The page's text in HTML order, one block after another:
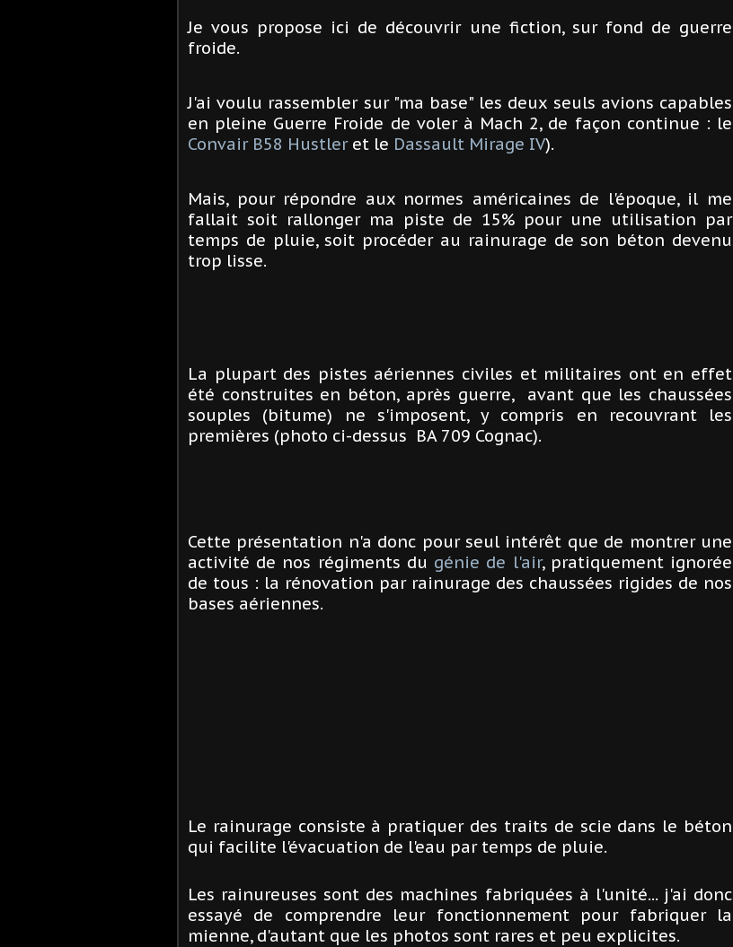
Je vous propose ici de découvrir une fiction, sur fond de guerre
froide.
J'ai voulu rassembler sur "ma base" les deux seuls avions capables
en pleine Guerre Froide de voler à Mach 2, de façon continue : le
Convair B58 Hustleret le Dassault Mirage IV).
Mais, pour répondre aux normes américaines de l'époque, il me
fallait soit rallonger ma piste de 15% pour une utilisation par
temps de pluie, soit procéder au rainurage de son béton devenu
trop lisse.
La plupart des pistes aériennes civiles et militaires ont en effet
été construites en béton, après guerre, avant que les chaussées
souples (bitume) ne s'imposent, y compris en recouvrant les
premières (photo ci-dessus BA 709 Cognac).
Cette présentation n'a donc pour seul intérêt que de montrer une
activité de nos régiments du génie de l'air, pratiquement ignorée
de tous : la rénovation par rainurage des chaussées rigides de nos
bases aériennes.
Le rainurage consiste à pratiquer des traits de scie dans le béton
qui facilite l'évacuation de l'eau par temps de pluie.
Les rainureuses sont des machines fabriquées à l'unité... j'ai donc
essayé de comprendre leur fonctionnement pour fabriquer la
mienne, d'autant que les photos sont rares et peu explicites.